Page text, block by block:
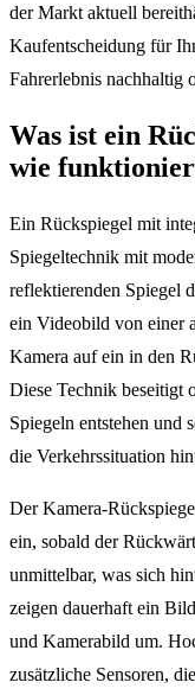
der Markt aktuell
Kaufentscheidung für
Fahrerlebnis nachhaltig
Was ist ein
wie
Ein Rückspiegel mit
Spiegeltechnik mit
reflektierenden Spiegel
ein Videobild von einer
Kamera auf ein in den
Diese Technik beseitigt
Spiegeln entstehen und
die Verkehrssituation
Der Kamera-
ein, sobald der
unmittelbar, was sich
zeigen dauerhaft ein
und Kamerabild um.
zusätzliche Sensoren,